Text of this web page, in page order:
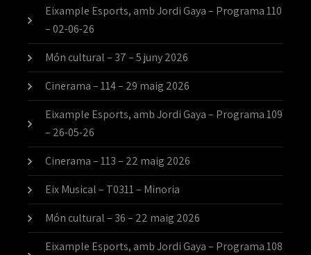
Eixample Esports, amb Jordi Gaya – Programa 110
– 02-06-26
Món cultural – 37 – 5 juny 2026
Cinerama – 114 – 29 maig 2026
Eixample Esports, amb Jordi Gaya – Programa 109
– 26-05-26
Cinerama – 113 – 22 maig 2026
Eix Musical – T0311 – Minoria
Món cultural – 36 – 22 maig 2026
Eixample Esports, amb Jordi Gaya – Programa 108